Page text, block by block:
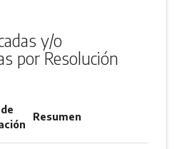
y/o
por Resolución
Resumen